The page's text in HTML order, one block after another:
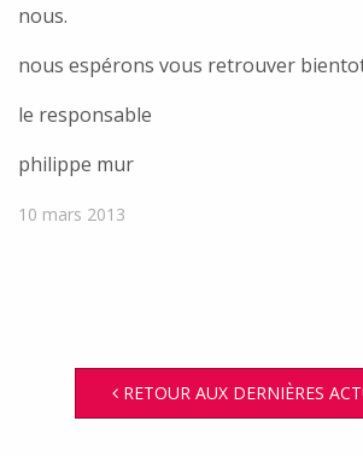
nous.
nous espérons vous retrouver
le responsable
philippe mur
10 mars 2013
RETOUR AUX DERNIÈRES